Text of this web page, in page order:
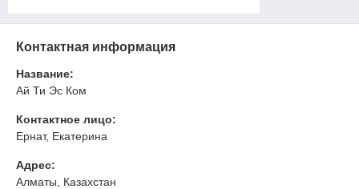
Контактная информация
Название:
Ай Ти Эс Ком
Контактное лицо:
Ернат, Екатерина
Адрес:
Алматы, Казахстан